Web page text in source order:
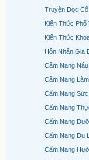
Truyện Đọc
Kiến Thức Phổ
Kiến Thức
Hôn Nhân Gia
Cẩm Nang
Cẩm Nang
Cẩm Nang
Cẩm Nang
Cẩm Nang
Cẩm Nang Du
Cẩm Nang